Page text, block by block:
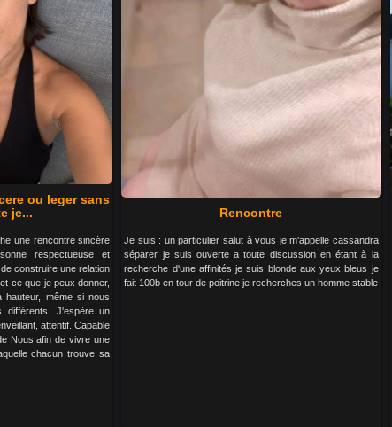
ou leger sans
je...
une rencontre sincère
respectueuse et
construire une relation
ce que je peux donner,
hauteur, même si nous
différents. J'espère un
attentif. Capable
Nous afin de vivre une
chacun trouve sa
Rencontre
Je suis : un particulier salut à vous je m'appelle cassandra
séparer je suis ouverte a toute discussion en étant à la
recherche d'une affinités je suis blonde aux yeux bleus je
fait 100b en tour de poitrine je recherches un homme stable